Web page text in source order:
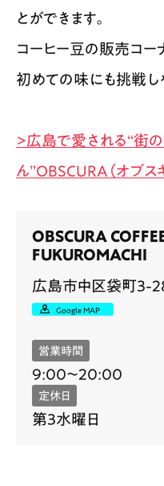
とができます。
コーヒー豆の販売コー
初めての味にも挑戦し
>広島で愛される“街の
ん”OBSCURA（オブス
OBSCURA
FUKUROMACHI
広島市中区袋町3-
Google MAP
営業時間
9:00〜20:00
定休日
第3水曜日